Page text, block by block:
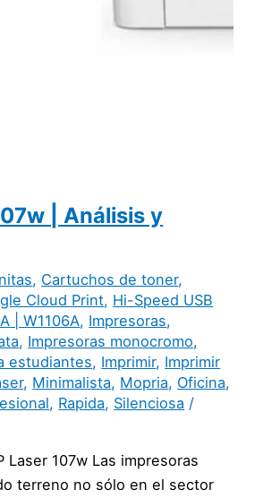
| Análisis y
, Cartuchos de toner,
Cloud Print, Hi-Speed USB
| W1106A, Impresoras,
, Impresoras monocromo,
estudiantes, Imprimir, Imprimir
, Minimalista, Mopria, Oficina,
, Rapida, Silenciosa /
Laser 107w Las impresoras
terreno no sólo en el sector